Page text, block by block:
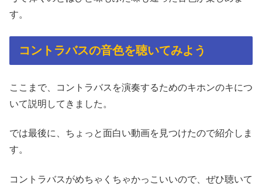
す。
コントラバスの音色を聴いてみよう
ここまで、コントラバスを演奏するためのキホンのキにつ
いて説明してきました。
では最後に、ちょっと面白い動画を見つけたので紹介しま
す。
コントラバスがめちゃくちゃかっこいいので、ぜひ聴いて